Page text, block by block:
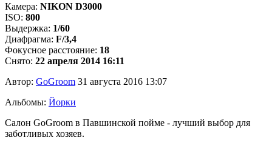
Камера: NIKON D3000
ISO: 800
Выдержка: 1/60
Диафрагма: F/3,4
Фокусное расстояние: 18
Снято: 22 апреля 2014 16:11
Автор: GoGroom 31 августа 2016 13:07
Альбомы: Йорки
Салон GoGroom в Павшинской пойме - лучший выбор для
заботливых хозяев.